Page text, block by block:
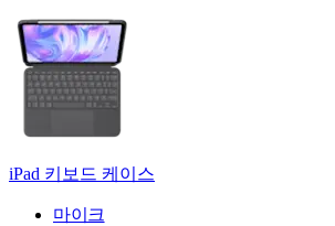
iPad 키보드 케이스
마이크